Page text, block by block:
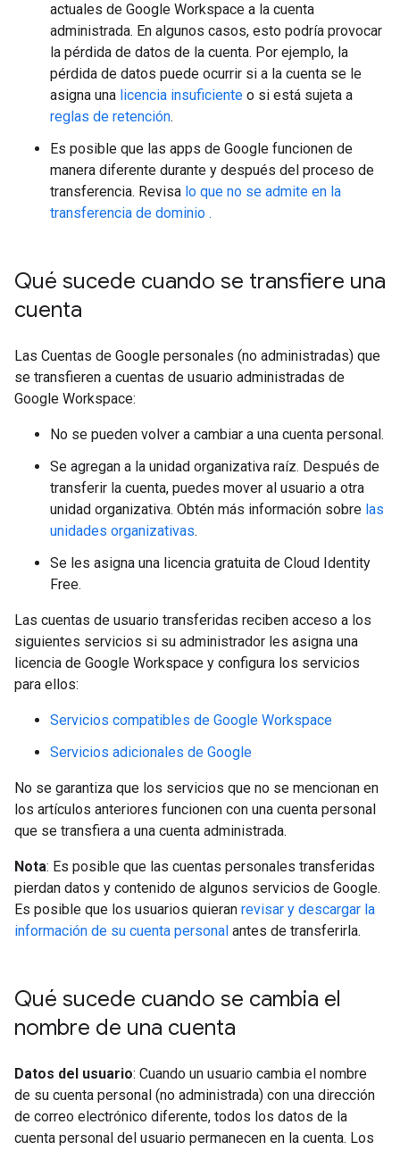
actuales de Google Workspace a la cuenta
administrada. En algunos casos, esto podría provocar
la pérdida de datos de la cuenta. Por ejemplo, la
pérdida de datos puede ocurrir si a la cuenta se le
asigna una licencia insuficiente o si está sujeta a
reglas de retención.
Es posible que las apps de Google funcionen de
manera diferente durante y después del proceso de
transferencia. Revisa lo que no se admite en la
transferencia de dominio .
Qué sucede cuando se transfiere una
cuenta
Las Cuentas de Google personales (no administradas) que
se transfieren a cuentas de usuario administradas de
Google Workspace:
No se pueden volver a cambiar a una cuenta personal.
Se agregan a la unidad organizativa raíz. Después de
transferir la cuenta, puedes mover al usuario a otra
unidad organizativa. Obtén más información sobre las
unidades organizativas.
Se les asigna una licencia gratuita de Cloud Identity
Free.
Las cuentas de usuario transferidas reciben acceso a los
siguientes servicios si su administrador les asigna una
licencia de Google Workspace y configura los servicios
para ellos:
Servicios compatibles de Google Workspace
Servicios adicionales de Google
No se garantiza que los servicios que no se mencionan en
los artículos anteriores funcionen con una cuenta personal
que se transfiera a una cuenta administrada.
Nota: Es posible que las cuentas personales transferidas
pierdan datos y contenido de algunos servicios de Google.
Es posible que los usuarios quieran revisar y descargar la
información de su cuenta personal antes de transferirla.
Qué sucede cuando se cambia el
nombre de una cuenta
Datos del usuario: Cuando un usuario cambia el nombre
de su cuenta personal (no administrada) con una dirección
de correo electrónico diferente, todos los datos de la
cuenta personal del usuario permanecen en la cuenta. Los